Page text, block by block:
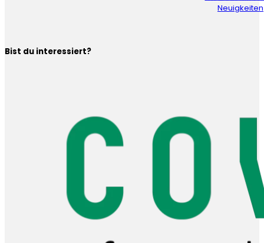
Neuigkeiten
Bist du interessiert?